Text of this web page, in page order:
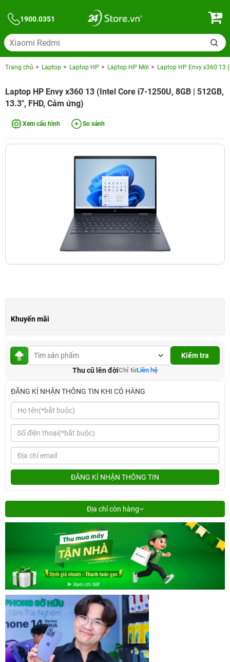
1900.0351
Trang chủ Laptop Laptop HP Laptop HP Mới Laptop HP Envy x360 13
Laptop HP Envy x360 13 (Intel Core i7-1250U, 8GB | 512GB,
13.3", FHD, Cảm ứng)
Xem cấu hình So sánh
Khuyến mãi
Kiểm tra
Thu cũ lên đờiChỉ từLiên hệ
ĐĂNG KÍ NHẬN THÔNG TIN KHI CÓ HÀNG
ĐĂNG KÍ NHẬN THÔNG TIN
Địa chỉ còn hàng